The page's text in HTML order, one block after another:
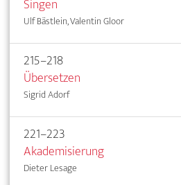
Singen
Ulf Bästlein, Valentin Gloor
215–218
Übersetzen
Sigrid Adorf
221–223
Akademisierung
Dieter Lesage